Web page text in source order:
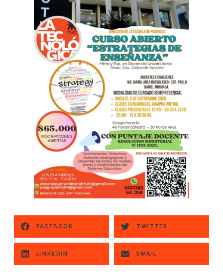
FACEBOOK TWITTER
LINKEDIN EMAIL